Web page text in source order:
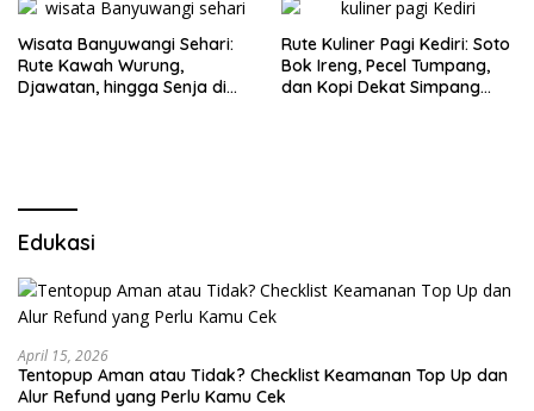
Wisata Banyuwangi Sehari:
Rute Kawah Wurung,
Djawatan, hingga Senja di
Rute Kuliner Pagi Kediri: Soto
Bok Ireng, Pecel Tumpang,
dan Kopi Dekat Simpang
Edukasi
April 15, 2026
Tentopup Aman atau Tidak? Checklist Keamanan Top Up dan
Alur Refund yang Perlu Kamu Cek